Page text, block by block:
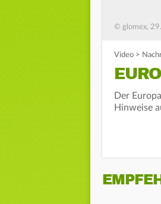
© glomex,
Video >
Der
Hinweise